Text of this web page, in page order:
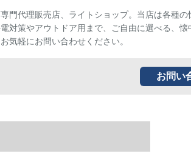
門代理販売店、ライトショップ。当店は各種の
対策やアウトドア用まで、ご自由に選べる、懐
気軽にお問い合わせください。
お問い